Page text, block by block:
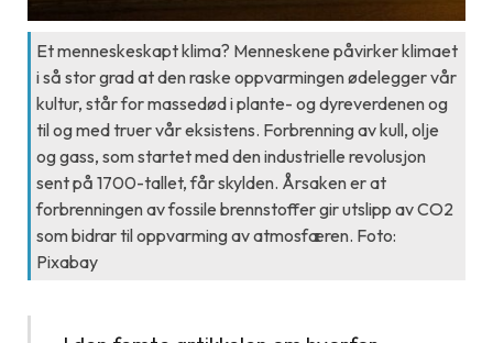
Et menneskeskapt klima? Menneskene påvirker klimaet
i så stor grad at den raske oppvarmingen ødelegger vår
kultur, står for massedød i plante- og dyreverdenen og
til og med truer vår eksistens. Forbrenning av kull, olje
og gass, som startet med den industrielle revolusjon
sent på 1700-tallet, får skylden. Årsaken er at
forbrenningen av fossile brennstoffer gir utslipp av CO2
som bidrar til oppvarming av atmosfæren. Foto:
Pixabay